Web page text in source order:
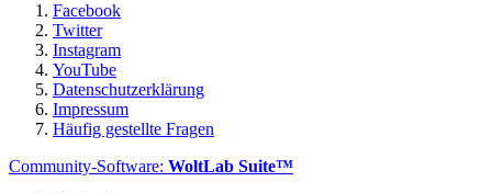
Facebook
Twitter
Instagram
YouTube
Datenschutzerklärung
Impressum
Häufig gestellte Fragen
Community-Software: WoltLab Suite™